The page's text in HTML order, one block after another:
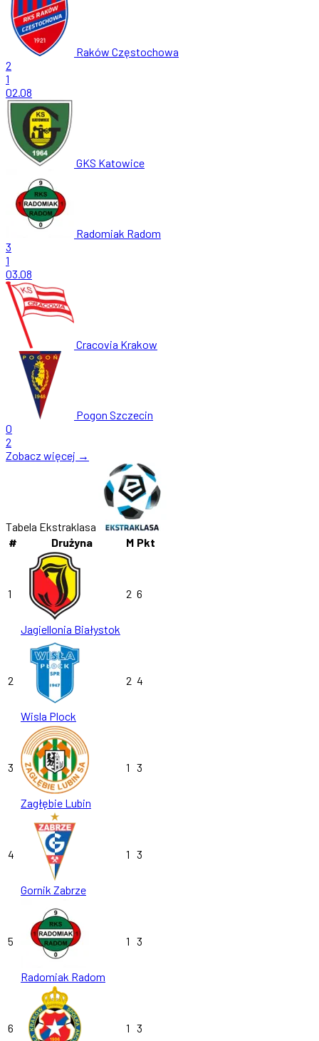
Raków Częstochowa
2
1
02.08
GKS Katowice
Radomiak Radom
3
1
03.08
Cracovia Krakow
Pogon Szczecin
0
2
Zobacz więcej →
Tabela Ekstraklasa
#
Drużyna M Pkt
1
Jagiellonia Białystok
2 6
2
Wisla Plock
2 4
3
Zagłębie Lubin
1 3
4
Gornik Zabrze
1 3
5
Radomiak Radom
1 3
6 1 3